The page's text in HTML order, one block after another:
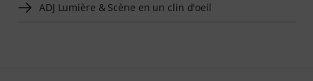
ADJ Lumière & Scène en un clin d'oeil